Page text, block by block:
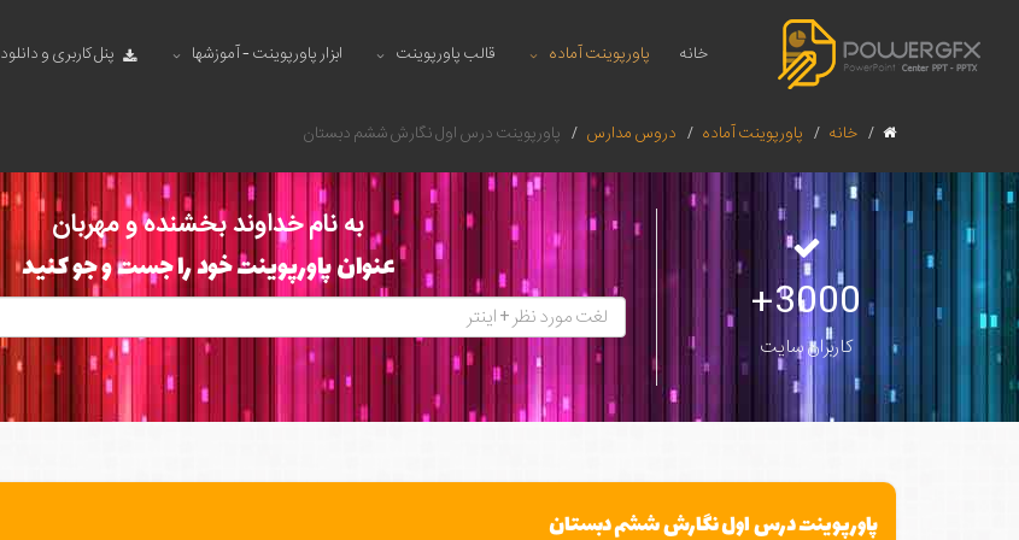
خانه پاورپوینت آماده قالب پاورپوینت ابزار پاورپوینت - آموزشها پنل کاربری و دانلود
خانه پاورپوینت آماده دروس مدارس پاورپوینت درس اول نگارش ششم دبستان
3000+
کاربران سایت
به نام خداوند بخشنده و مهربان
عنوان پاورپوینت خود را جست و جو کنید
پاورپوینت درس اول نگارش ششم دبستان